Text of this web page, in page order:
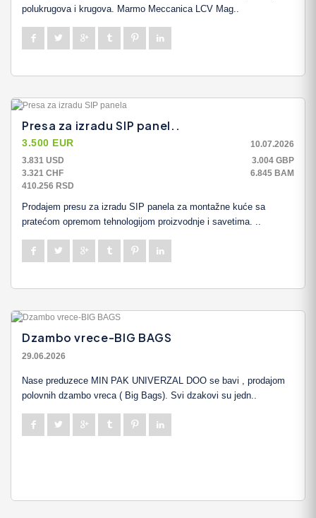
polukrugova i krugova. Marmo Meccanica LCV Mag..
Presa za izradu SIP panel..
3.500 EUR
10.07.2026
3.831 USD
3.004 GBP
3.321 CHF
6.845 BAM
410.256 RSD
Prodajem presu za izradu SIP panela za montažne kuće sa
pratećom opremom tehnologijom proizvodnje i savetima. ..
Dzambo vrece-BIG BAGS
29.06.2026
Nase preduzece MIN PAK UNIVERZAL DOO se bavi , prodajom
polovnih dzambo vreca ( Big Bags). Svi dzakovi su jedn..